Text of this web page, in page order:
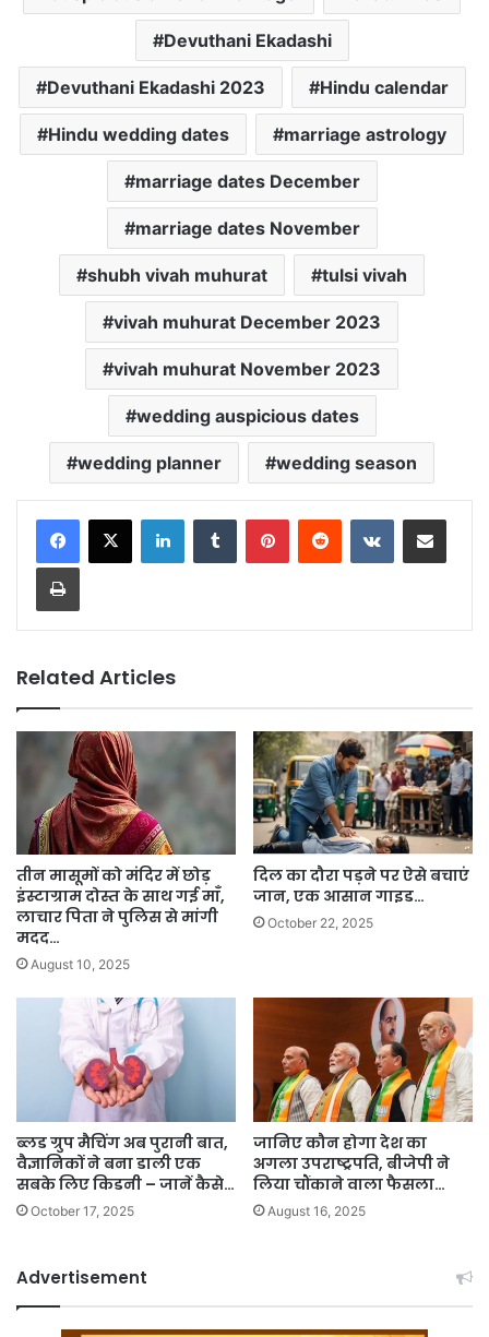
Devuthani Ekadashi
Devuthani Ekadashi 2023 Hindu calendar
Hindu wedding dates marriage astrology
marriage dates December
marriage dates November
shubh vivah muhurat tulsi vivah
vivah muhurat December 2023
vivah muhurat November 2023
wedding auspicious dates
wedding planner wedding season
LinkedInTumblr PinterestReddit VKontakteShare via Email
Print
Related Articles
तीन मासूमों को मंदिर में छोड़
इंस्टाग्राम दोस्त के साथ गई माँ,
लाचार पिता ने पुलिस से मांगी
मदद…
August 10, 2025
दिल का दौरा पड़ने पर ऐसे बचाएं
जान, एक आसान गाइड…
October 22, 2025
ब्लड ग्रुप मैचिंग अब पुरानी बात,
वैज्ञानिकों ने बना डाली एक
सबके लिए किडनी – जानें कैसे…
October 17, 2025
जानिए कौन होगा देश का
अगला उपराष्ट्रपति, बीजेपी ने
लिया चौंकाने वाला फैसला…
August 16, 2025
Advertisement